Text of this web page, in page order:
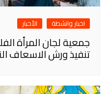
اخبار وانشطة الأخبار
جمعية لجان المرأة
تنفيذ ورش الاسعاف